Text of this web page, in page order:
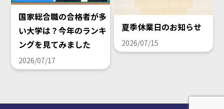
国家総合職の合格者が多
い大学は？今年のランキ
ングを見てみました
2026/07/17
夏季休業日のお知らせ
2026/07/15